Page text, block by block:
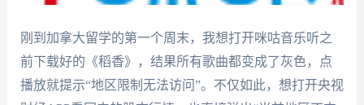
刚到加拿大留学的第一个周末，我想打开咪咕音乐听之
前下载好的《稻香》，结果所有歌曲都变成了灰色，点
播放就提示“地区限制无法访问”。不仅如此，想打开央视